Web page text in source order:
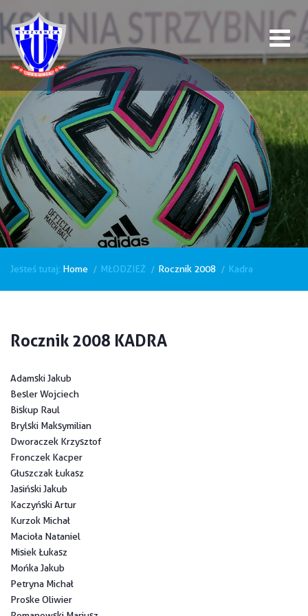
Jesteś tutaj: Home MŁODZIEŻ Rocznik 2008 Kadra
Rocznik 2008 KADRA
Adamski Jakub
Besler Wojciech
Biskup Raul
Brylski Maksymilian
Dworaczek Krzysztof
Fronczek Kacper
Głuszczak Łukasz
Jasiński Jakub
Kaczyński Artur
Kurzok Michał
Macioła Nataniel
Misiek Łukasz
Mońka Jakub
Petryna Michał
Proske Oliwier